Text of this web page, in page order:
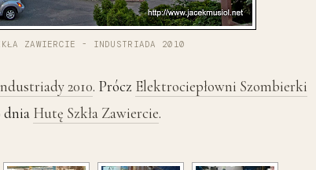
ZAWIERCIE - INDUSTRIADA 2010
2010. Prócz Elektrociepłowni Szombierki
dnia Hutę Szkła Zawiercie.